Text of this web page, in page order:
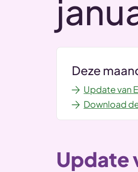
Deze
Update van
Download
Update